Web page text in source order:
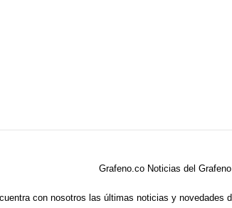
con nosotros las últimas noticias y novedades